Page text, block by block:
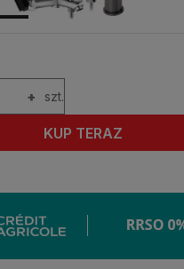
+ szt.
KUP TERAZ